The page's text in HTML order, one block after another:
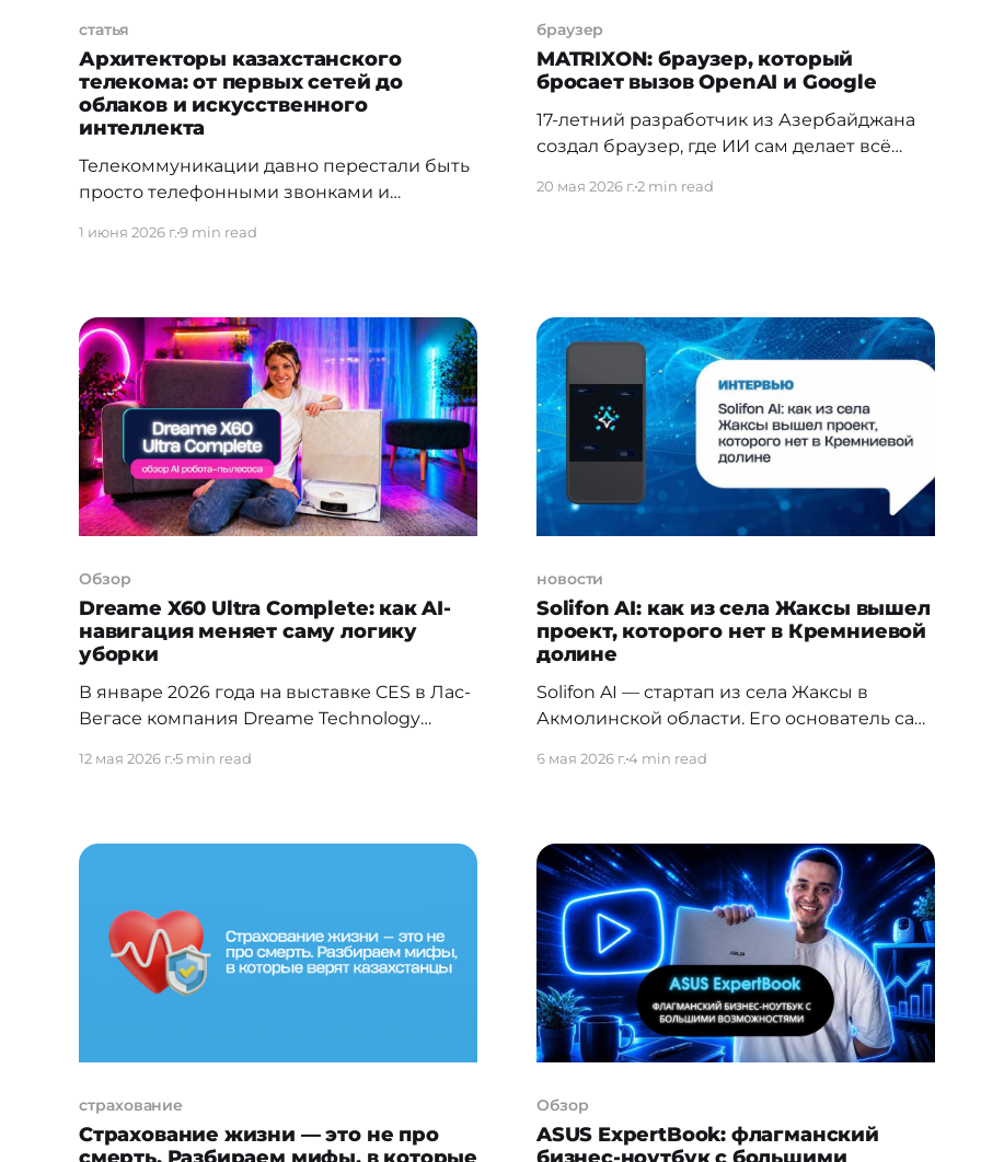
статья
Архитекторы казахстанского
телекома: от первых сетей до
облаков и искусственного
интеллекта
Телекоммуникации давно перестали быть
просто телефонными звонками и
интеллекта. За этим переходом стояли
конкретные люди — управленцы,
чиновники и рыночные игроки, каждый из
которых внёс свой вклад в то, чем отрасль
является сегодня. Одни — строили
базовую инфраструктуру,
1 июня 2026 г.9 min read
браузер
MATRIXON: браузер, который
бросает вызов OpenAI и Google
17-летний разработчик из Азербайджана
создал браузер, где ИИ сам делает всё
делает это без единого лишнего клика.
Идея
20 мая 2026 г.2 min read
Обзор
Dreame X60 Ultra Complete: как AI-
навигация меняет саму логику
уборки
В январе 2026 года на выставке CES в Лас-
Вегасе компания Dreame Technology
индустрии: всего 7,95 см в высоту. За этим
12 мая 2026 г.5 min read
новости
Solifon AI: как из села Жаксы вышел
проект, которого нет в Кремниевой
долине
Solifon AI — стартап из села Жаксы в
Акмолинской области. Его основатель сам
где нужен человек. Мы поговорили с
основателем о том, как это работает — и
почему такие
6 мая 2026 г.4 min read
страхование
Страхование жизни — это не про
Обзор
ASUS ExpertBook: флагманский